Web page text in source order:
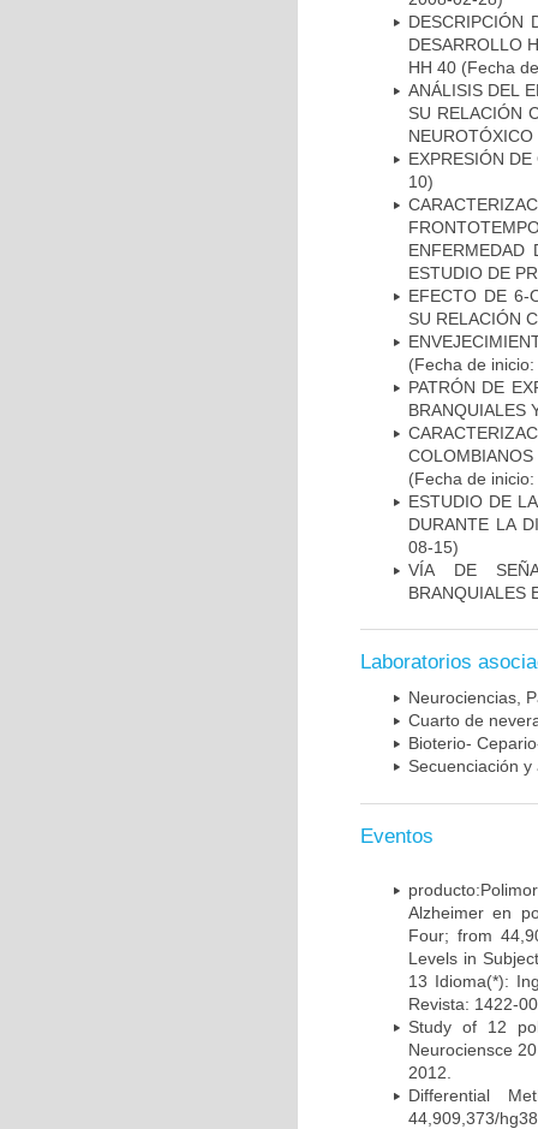
DESCRIPCIÓN
DESARROLLO
HH 40 (Fecha
ANÁLISIS DEL
SU RELACIÓN
NEUROTÓXICO
EXPRESIÓN
10)
ENFERMEDAD
ESTUDIO DE
EFECTO DE 6-
SU RELACIÓN
(Fecha de
PATRÓN DE
BRANQUIALES
(Fecha de
ESTUDIO DE
DURANTE LA
08-15)
VÍA DE
BRANQUIALES
Laboratorios
Neurociencias,
Cuarto de
Bioterio-
Secuenciación
Eventos
Alzheimer en
Four; from
Levels in
13 Idioma(*):
Revista: 1422-
Study of 12
Neurociensce
2012.
Differential
44,909,373/